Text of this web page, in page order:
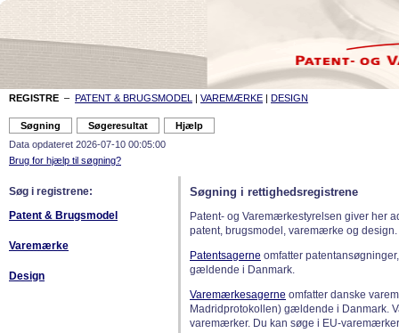
REGISTRE – PATENT & BRUGSMODEL | VAREMÆRKE | DESIGN
Data opdateret 2026-07-10 00:05:00
Brug for hjælp til søgning?
Søg i registrene:
Patent & Brugsmodel
Varemærke
Design
Søgning i rettighedsregistrene
Patent- og Varemærkestyrelsen giver her
patent, brugsmodel, varemærke og design.
Patentsagerne omfatter
gældende i Danmark.
Varemærkesagerne omfatter danske
Madridprotokollen) gældende i Danmark.
varemærker. Du kan søge i EU-